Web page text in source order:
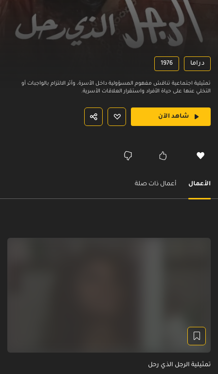
دراما 1976
تمثيلية اجتماعية تناقش مفهوم المسؤولية داخل الأسرة، وأثر الالتزام بالواجبات أو
التخلي عنها على حياة الأفراد واستقرار العلاقات الأسرية.
شاهد الآن
الأعمال أعمال ذات صلة
تمثيلية الرجل الذي رحل